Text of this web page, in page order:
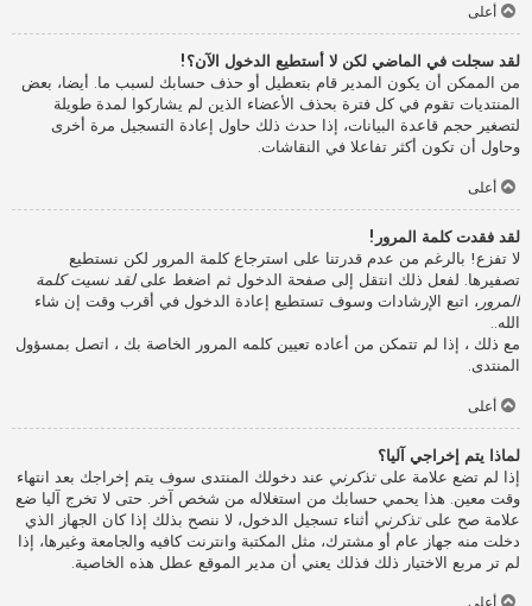
أعلى
لقد سجلت في الماضي لكن لا أستطيع الدخول الآن؟!
من الممكن أن يكون المدير قام بتعطيل أو حذف حسابك لسبب ما. أيضا، بعض
المنتديات تقوم في كل فترة بحذف الأعضاء الذين لم يشاركوا لمدة طويلة
لتصغير حجم قاعدة البيانات، إذا حدث ذلك حاول إعادة التسجيل مرة أخرى
وحاول أن تكون أكثر تفاعلا في النقاشات.
أعلى
لقد فقدت كلمة المرور!
لا تفزع! بالرغم من عدم قدرتنا على استرجاع كلمة المرور لكن نستطيع
تصفيرها. لفعل ذلك انتقل إلى صفحة الدخول ثم اضغط علىلقد نسيت كلمة
المرور ، اتبع الإرشادات وسوف تستطيع إعادة الدخول في أقرب وقت إن شاء
الله..
مع ذلك ، إذا لم تتمكن من أعاده تعيين كلمه المرور الخاصة بك ، اتصل بمسؤول
المنتدى.
أعلى
لماذا يتم إخراجي آليا؟
إذا لم تضع علامة علىتذكرني عند دخولك المنتدى سوف يتم إخراجك بعد انتهاء
وقت معين. هذا يحمي حسابك من استغلاله من شخص آخر. حتى لا تخرج آليا ضع
علامة صح علىتذكرني أثناء تسجيل الدخول، لا ننصح بذلك إذا كان الجهاز الذي
دخلت منه جهاز عام أو مشترك، مثل المكتبة وانترنت كافيه والجامعة وغيرها، إذا
لم تر مربع الاختيار ذلك فذلك يعني أن مدير الموقع عطل هذه الخاصية.